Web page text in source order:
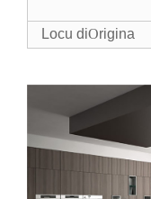
Locu diOrigina